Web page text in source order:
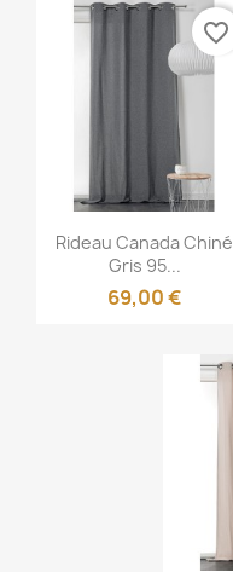
Aperçu rapide
Rideau Canada Chiné
Gris 95...
69,00 €
favorite_border